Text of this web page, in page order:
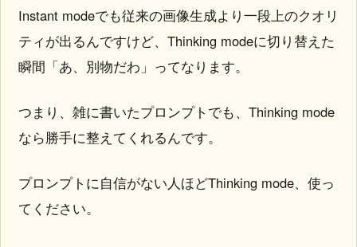
Instant modeでも従来の画像生成より一段上のクオリ
ティが出るんですけど、Thinking modeに切り替えた
瞬間「あ、別物だわ」ってなります。
つまり、雑に書いたプロンプトでも、Thinking mode
なら勝手に整えてくれるんです。
プロンプトに自信がない人ほどThinking mode、使っ
てください。